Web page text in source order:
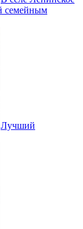
семейным
Лучший